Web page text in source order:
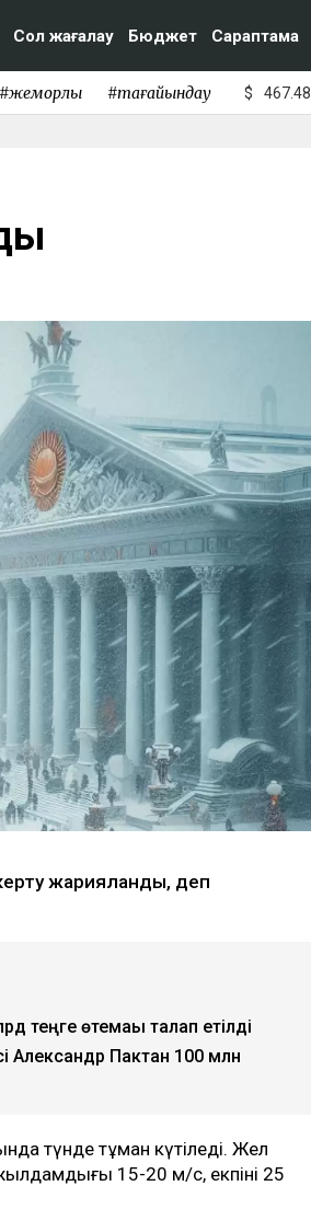
Сол жағалау Бюджет Сараптама
#жемқорлық #тағайындау $ 467.48
жарияланды, деп
теңге өтемақы талап етілді
Александр Пактан 100 млн
түнде тұман күтіледі. Жел
15-20 м/с, екпіні 25